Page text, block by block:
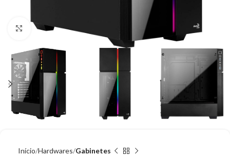
Clique para ampliar
Início Hardwares Gabinetes